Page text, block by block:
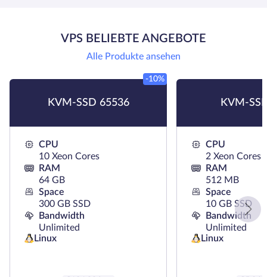
VPS BELIEBTE ANGEBOTE
Alle Produkte ansehen
KVM-SSD 65536
-10%
CPU
10 Xeon Cores
RAM
64 GB
Space
300 GB SSD
Bandwidth
Unlimited
Linux
KVM-
CPU
2 Xeon Cores
RAM
512 MB
Space
10 GB SSD
Bandwidth
Unlimited
Linux